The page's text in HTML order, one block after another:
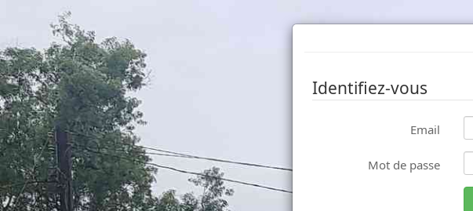
Identifiez-vous
Email
Mot de passe